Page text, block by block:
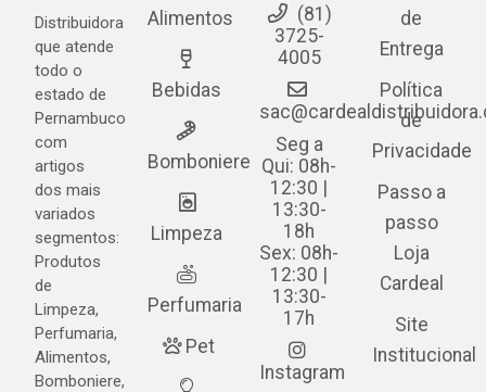
Distribuidora
que atende
todo o
estado de
Pernambuco
com
artigos
dos mais
variados
segmentos:
Produtos
de
Limpeza,
Perfumaria,
Alimentos,
Bomboniere,
Alimentos
Bebidas
Bomboniere
Limpeza
Perfumaria
Pet
(81)
3725-
4005
Seg a
Qui: 08h-
12:30 |
13:30-
18h
Sex: 08h-
12:30 |
13:30-
17h
Instagram
de
Entrega
Política
de
Privacidade
Passo a
passo
Loja
Cardeal
Site
Institucional